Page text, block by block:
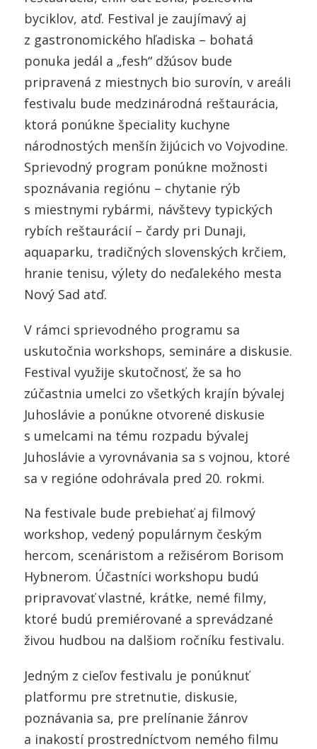
byciklov, atď. Festival je zaujímavý aj
z gastronomického hľadiska – bohatá
ponuka jedál a „fesh“ džúsov bude
pripravená z miestnych bio surovín, v areáli
festivalu bude medzinárodná reštaurácia,
ktorá ponúkne špeciality kuchyne
národnostých menšín žijúcich vo Vojvodine.
Sprievodný program ponúkne možnosti
spoznávania regiónu – chytanie rýb
s miestnymi rybármi, návštevy typických
rybích reštaurácií – čardy pri Dunaji,
aquaparku, tradičných slovenských krčiem,
hranie tenisu, výlety do neďalekého mesta
Nový Sad atď.
V rámci sprievodného programu sa
uskutočnia workshops, semináre a diskusie.
Festival využije skutočnosť, že sa ho
zúčastnia umelci zo všetkých krajín bývalej
Juhoslávie a ponúkne otvorené diskusie
s umelcami na tému rozpadu bývalej
Juhoslávie a vyrovnávania sa s vojnou, ktoré
sa v regióne odohrávala pred 20. rokmi.
Na festivale bude prebiehať aj filmový
workshop, vedený populárnym českým
hercom, scenáristom a režisérom Borisom
Hybnerom. Účastníci workshopu budú
pripravovať vlastné, krátke, nemé filmy,
ktoré budú premiérované a sprevádzané
živou hudbou na dalšiom ročníku festivalu.
Jedným z cieľov festivalu je ponúknuť
platformu pre stretnutie, diskusie,
poznávania sa, pre prelínanie žánrov
a inakostí prostredníctvom nemého filmu